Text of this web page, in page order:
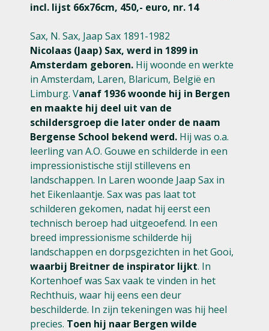
incl. lijst 66x76cm, 450,- euro, nr. 14
Sax, N. Sax, Jaap Sax 1891-1982
Nicolaas (Jaap) Sax, werd in 1899 in
Amsterdam geboren. Hij woonde en werkte
in Amsterdam, Laren, Blaricum, België en
Limburg. Vanaf 1936 woonde hij in Bergen
en maakte hij deel uit van de
schildersgroep die later onder de naam
Bergense School bekend werd. Hij was o.a.
leerling van A.O. Gouwe en schilderde in een
impressionistische stijl stillevens en
landschappen. In Laren woonde Jaap Sax in
het Eikenlaantje. Sax was pas laat tot
schilderen gekomen, nadat hij eerst een
technisch beroep had uitgeoefend. In een
breed impressionisme schilderde hij
landschappen en dorpsgezichten in het Gooi,
waarbij Breitner de inspirator lijkt. In
Kortenhoef was Sax vaak te vinden in het
Rechthuis, waar hij eens een deur
beschilderde. In zijn tekeningen was hij heel
precies. Toen hij naar Bergen wilde